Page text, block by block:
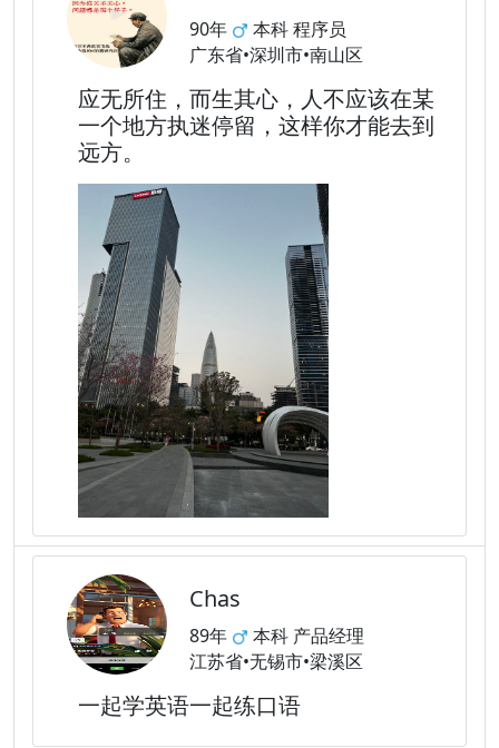
90年
本科 程序员
广东省•深圳市•南山区
应无所住，而生其心，人不应该在某
一个地方执迷停留，这样你才能去到
远方。
Chas
89年
本科 产品经理
江苏省•无锡市•梁溪区
一起学英语一起练口语